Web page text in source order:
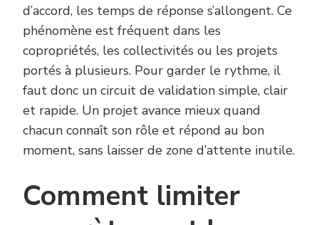
d’accord, les temps de réponse s’allongent. Ce
phénomène est fréquent dans les
copropriétés, les collectivités ou les projets
portés à plusieurs. Pour garder le rythme, il
faut donc un circuit de validation simple, clair
et rapide. Un projet avance mieux quand
chacun connaît son rôle et répond au bon
moment, sans laisser de zone d’attente inutile.
Comment limiter